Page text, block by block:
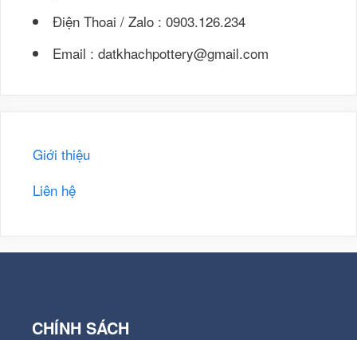
Điện Thoai / Zalo : 0903.126.234
Email : datkhachpottery@gmail.com
Giới thiệu
Liên hệ
CHÍNH SÁCH